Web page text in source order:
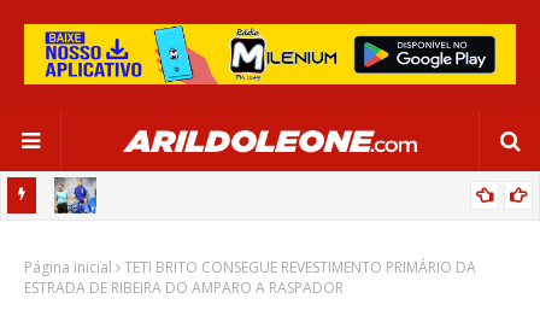
SALVADOR
Página inicial
TETI BRITO CONSEGUE REVESTIMENTO PRIMÁRIO DA
ESTRADA DE RIBEIRA DO AMPARO A RASPADOR